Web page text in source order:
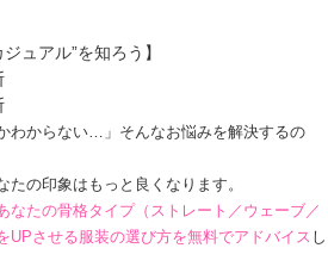
ュアル”を知ろう】
わからない…」そんなお悩みを解決するの
の印象はもっと良くなります。
なたの骨格タイプ（ストレート／ウェーブ／
UPさせる服装の選び方を無料でアドバイス し